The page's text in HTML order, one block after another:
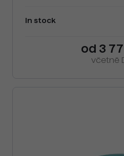
In stock
od 3
včetně